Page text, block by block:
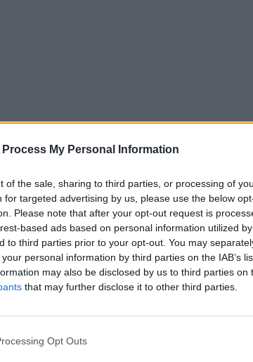
Process My Personal Information
of the sale, sharing to third parties, or processing of
for targeted advertising by us, please use the below
Please note that after your opt-out request is
based ads based on personal information utilized
to third parties prior to your opt-out. You may
personal information by third parties on the IAB’s
may also be disclosed by us to third parties on
that may further disclose it to other third parties.
Opt Outs